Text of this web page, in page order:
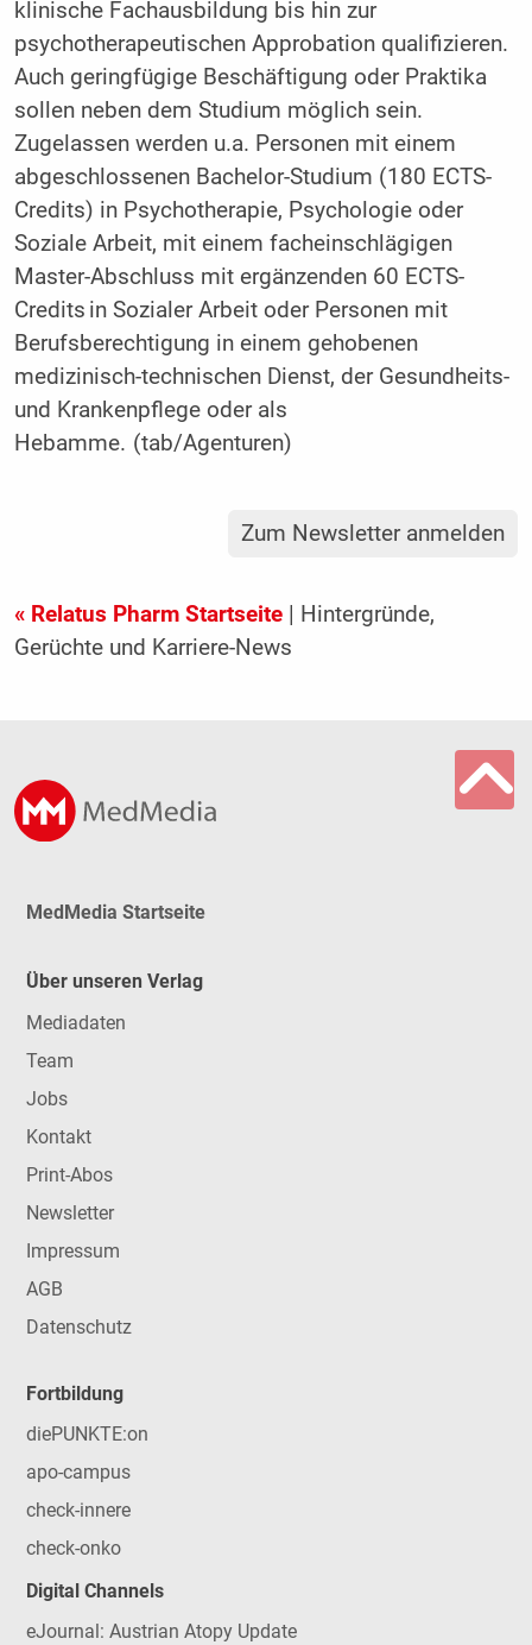
klinische Fachausbildung bis hin zur
psychotherapeutischen Approbation qualifizieren.
Auch geringfügige Beschäftigung oder Praktika
sollen neben dem Studium möglich sein.
Zugelassen werden u.a. Personen mit einem
abgeschlossenen Bachelor-Studium (180 ECTS-
Credits) in Psychotherapie, Psychologie oder
Soziale Arbeit, mit einem facheinschlägigen
Master-Abschluss mit ergänzenden 60 ECTS-
Credits in Sozialer Arbeit oder Personen mit
Berufsberechtigung in einem gehobenen
medizinisch-technischen Dienst, der Gesundheits-
und Krankenpflege oder als
Hebamme. (tab/Agenturen)
Zum Newsletter anmelden
« Relatus Pharm Startseite| Hintergründe,
Gerüchte und Karriere-News
MedMedia Startseite
Über unseren Verlag
Mediadaten
Team
Jobs
Kontakt
Print-Abos
Newsletter
Impressum
AGB
Datenschutz
Fortbildung
diePUNKTE:on
apo-campus
check-innere
check-onko
Digital Channels
eJournal: Austrian Atopy Update